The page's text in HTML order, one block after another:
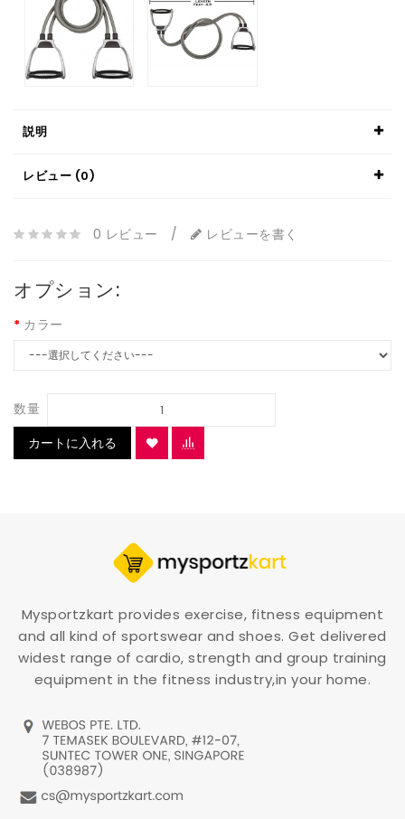
説明
レビュー (0)
0 レビュー / レビューを書く
オプション:
カラー
数量
カートに入れる
Mysportzkart provides exercise, fitness equipment
and all kind of sportswear and shoes. Get delivered
widest range of cardio, strength and group training
equipment in the fitness industry,in your home.